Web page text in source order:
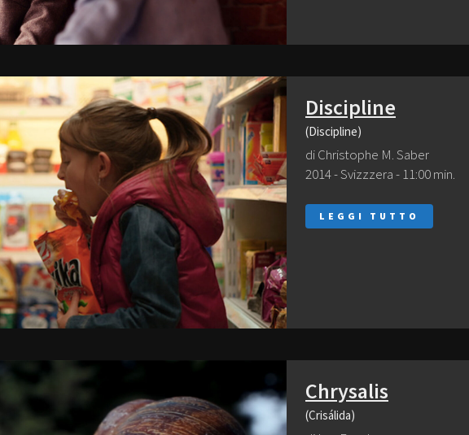
Discipline
(Discipline)
di Christophe M. Saber
2014 - Svizzzera - 11:00 min.
LEGGI TUTTO
Chrysalis
(Crisálida)